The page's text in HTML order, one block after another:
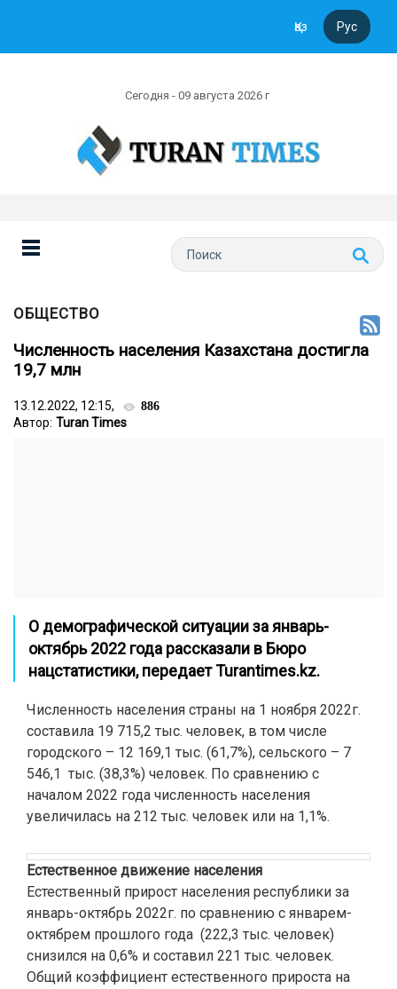
Қаз Рус
Сегодня - 09 августа 2026 г
ОБЩЕСТВО
Численность населения Казахстана достигла
19,7 млн
13.12.2022, 12:15, 886
Автор: Turan Times
О демографической ситуации за январь-
октябрь 2022 года рассказали в Бюро
нацстатистики, передает Turantimes.kz.
Численность населения страны на 1 ноября 2022г.
составила 19 715,2 тыс. человек, в том числе
городского – 12 169,1 тыс. (61,7%), сельского – 7
546,1 тыс. (38,3%) человек. По сравнению с
началом 2022 года численность населения
увеличилась на 212 тыс. человек или на 1,1%.
Естественное движение населения
Естественный прирост населения республики за
январь-октябрь 2022г. по сравнению с январем-
октябрем прошлого года (222,3 тыс. человек)
снизился на 0,6% и составил 221 тыс. человек.
Общий коэффициент естественного прироста на